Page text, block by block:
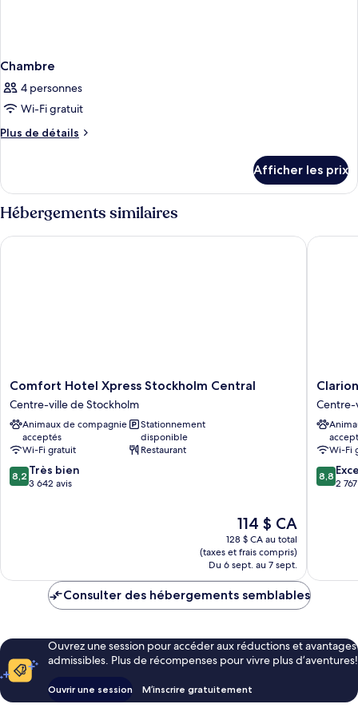
Chambre
4 personnes
Wi-Fi gratuit
Plus de détails
Plus
Chambre
Afficher les prix
Hébergements similaires
Comfort
Hotel
Xpress
Stockholm
Central
Centre-
ville
de
Comfort Hotel Xpress Stockholm Central
Centre-ville de Stockholm
Animaux de compagnie
acceptés
Stationnement
disponible
Wi-Fi gratuit
Restaurant
8.2
sur
8,2 Très bien
3 642 avis
Le
prix
est
de
114 $ CA
114 $ CA
128 $ CA au total
(taxes et frais compris)
Du 6 sept. au 7 sept.
Comfort Hotel Xpress Stockholm Central
Clarion
Hotel
Centre-
ville
de
Centre-
Wi-Fi
8.8
sur
8,8
2
Clarion
Consulter des hébergements semblables
Ouvrez une session pour accéder aux réductions et avantages
admissibles. Plus de récompenses pour vivre plus d’aventures!
Ouvrir une session M’inscrire gratuitement